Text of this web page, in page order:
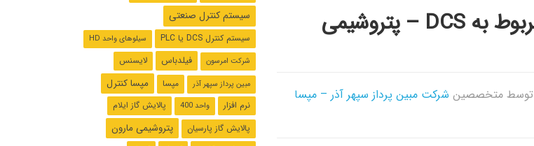
سرویس فنی و مهندسی – تعویض کنترلر مربوط به DCS – پتروشیمی
توسط متخصصین شرکت مبین پرداز سپهر آذر – مپسا
سیستم کنترل صنعتی
سیستم کنترل ‌DCS یا PLC
سیلوهای واحد HD
شرکت امرسون
فیلدباس لایسنس
مبین پرداز سپهر آذر مپسا مپسا کنترل
نرم افزار واحد 400
پالایش گاز ایلام
پالایش گاز پارسیان
پتروشیمی مارون